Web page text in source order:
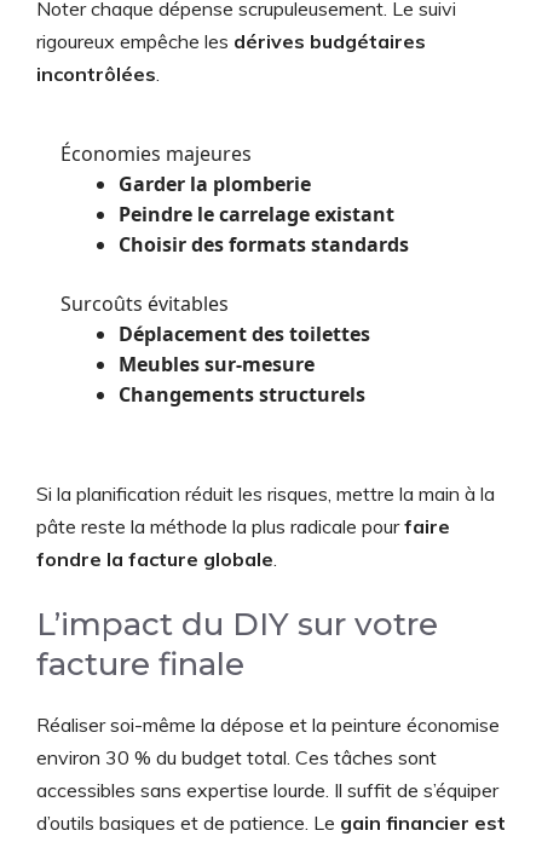
Noter chaque dépense scrupuleusement. Le suivi
rigoureux empêche les dérives budgétaires
incontrôlées.
Économies majeures
Garder la plomberie
Peindre le carrelage existant
Choisir des formats standards
Surcoûts évitables
Déplacement des toilettes
Meubles sur-mesure
Changements structurels
Si la planification réduit les risques, mettre la main à la
pâte reste la méthode la plus radicale pourfaire
fondre la facture globale.
L’impact du DIY sur votre
facture finale
Réaliser soi-même la dépose et la peinture économise
environ 30 % du budget total. Ces tâches sont
accessibles sans expertise lourde. Il suffit de s’équiper
d’outils basiques et de patience. Le gain financier est